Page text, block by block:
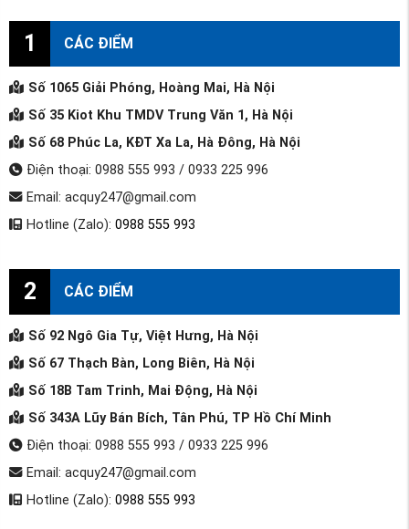
1 CÁC ĐIỂM
Số 1065 Giải Phóng, Hoàng Mai, Hà Nội
Số 35 Kiot Khu TMDV Trung Văn 1, Hà Nội
Số 68 Phúc La, KĐT Xa La, Hà Đông, Hà Nội
Điện thoại: 0988 555 993 / 0933 225 996
Email: acquy247@gmail.com
Hotline (Zalo): 0988 555 993
2 CÁC ĐIỂM
Số 92 Ngô Gia Tự, Việt Hưng, Hà Nội
Số 67 Thạch Bàn, Long Biên, Hà Nội
Số 18B Tam Trinh, Mai Động, Hà Nội
Số 343A Lũy Bán Bích, Tân Phú, TP Hồ Chí Minh
Điện thoại: 0988 555 993 / 0933 225 996
Email: acquy247@gmail.com
Hotline (Zalo): 0988 555 993